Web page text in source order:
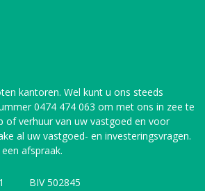
kantoren. Wel kunt u ons steeds
0474 474 063 om met ons in zee te
of verhuur van uw vastgoed en voor
al uw vastgoed- en investeringsvragen.
afspraak.
BIV 502845